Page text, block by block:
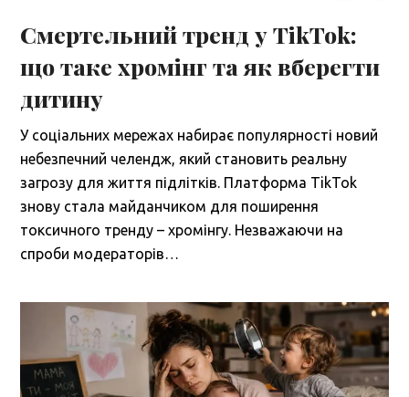
Смертельний тренд у TikTok:
що таке хромінг та як вберегти
дитину
У соціальних мережах набирає популярності новий
небезпечний челендж, який становить реальну
загрозу для життя підлітків. Платформа TikTok
знову стала майданчиком для поширення
токсичного тренду – хромінгу. Незважаючи на
спроби модераторів…